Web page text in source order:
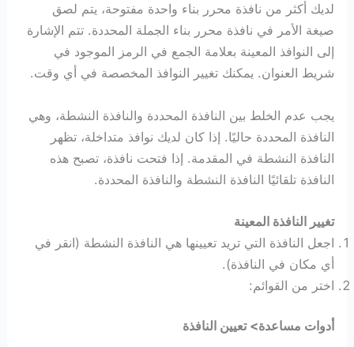
لديك أكثر من نافذة محرر بناء واحدة مفتوحة، يتم لصق
صيغة الأمر في نافذة محرر بناء الجملة المحددة. تتم الإشارة
إلى النوافذ المعينة بعلامة الجمع في الرمز الموجود في
شريط العنوان. يمكنك تغيير النوافذ المخصصة في أي وقت.
يجب عدم الخلط بين النافذة المحددة والنافذة النشطة، وهي
النافذة المحددة حاليًا. إذا كان لديك نوافذ متداخلة، تظهر
النافذة النشطة في المقدمة. إذا فتحت نافذة، تصبح هذه
النافذة تلقائيًا النافذة النشطة والنافذة المحددة.
تغيير النافذة المعينة
اجعل النافذة التي تريد تعيينها هي النافذة النشطة (انقر في
أي مكان في النافذة).
اختر من القوائم:
أدوات مساعدة> تعيين النافذة